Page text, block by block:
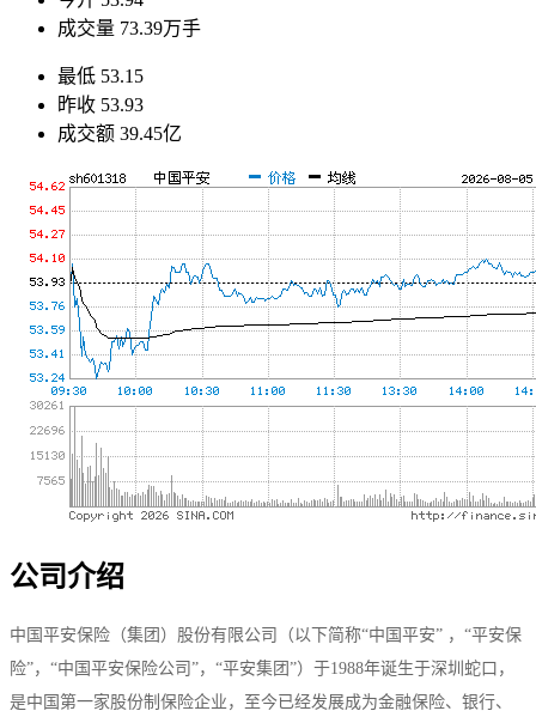
成交量 73.39万手
最低 53.15
昨收 53.93
成交额 39.45亿
公司介绍
中国平安保险（集团）股份有限公司（以下简称“中国平安” ，“平安保
险”，“中国平安保险公司”，“平安集团”）于1988年诞生于深圳蛇口，
是中国第一家股份制保险企业，至今已经发展成为金融保险、银行、